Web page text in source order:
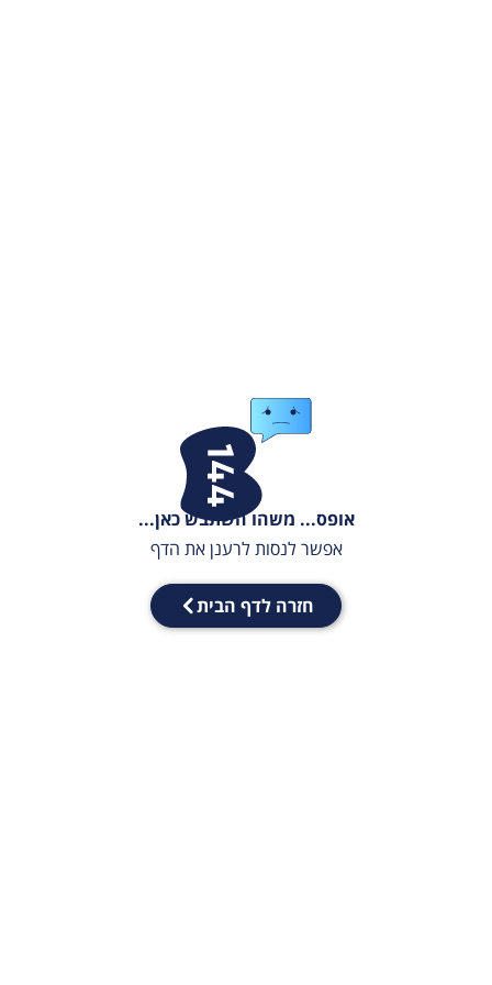
אופס... משהו השתבש כאן...
אפשר לנסות לרענן את הדף
חזרה לדף הבית